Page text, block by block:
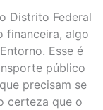
Distrito Federal
financeira, algo
Esse é
público
precisam se
certeza que o